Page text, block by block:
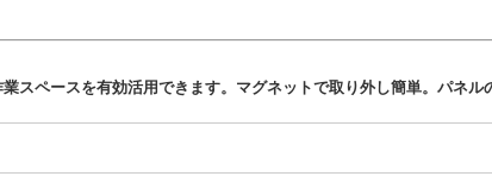
ペースを有効活用できます。マグネットで取り外し簡単。パネル